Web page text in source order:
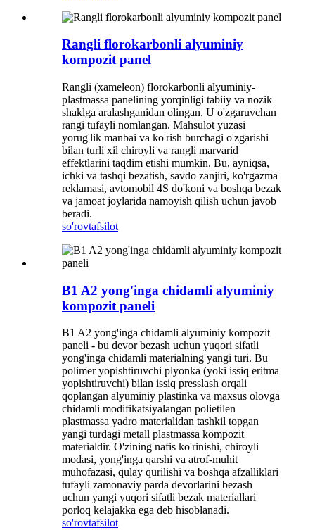
Rangli florokarbonli alyuminiy
kompozit panel
Rangli (xameleon) florokarbonli alyuminiy-
plastmassa panelining yorqinligi tabiiy va nozik
shaklga aralashganidan olingan. U o'zgaruvchan
rangi tufayli nomlangan. Mahsulot yuzasi
yorug'lik manbai va ko'rish burchagi o'zgarishi
bilan turli xil chiroyli va rangli marvarid
effektlarini taqdim etishi mumkin. Bu, ayniqsa,
ichki va tashqi bezatish, savdo zanjiri, ko'rgazma
reklamasi, avtomobil 4S do'koni va boshqa bezak
va jamoat joylarida namoyish qilish uchun javob
beradi.
so'rovtafsilot
B1 A2 yong'inga chidamli alyuminiy
kompozit paneli
B1 A2 yong'inga chidamli alyuminiy kompozit
paneli - bu devor bezash uchun yuqori sifatli
yong'inga chidamli materialning yangi turi. Bu
polimer yopishtiruvchi plyonka (yoki issiq eritma
yopishtiruvchi) bilan issiq presslash orqali
qoplangan alyuminiy plastinka va maxsus olovga
chidamli modifikatsiyalangan polietilen
plastmassa yadro materialidan tashkil topgan
yangi turdagi metall plastmassa kompozit
materialdir. O'zining nafis ko'rinishi, chiroyli
modasi, yong'inga qarshi va atrof-muhit
muhofazasi, qulay qurilishi va boshqa afzalliklari
tufayli zamonaviy parda devorlarini bezash
uchun yangi yuqori sifatli bezak materiallari
porloq kelajakka ega deb hisoblanadi.
so'rovtafsilot